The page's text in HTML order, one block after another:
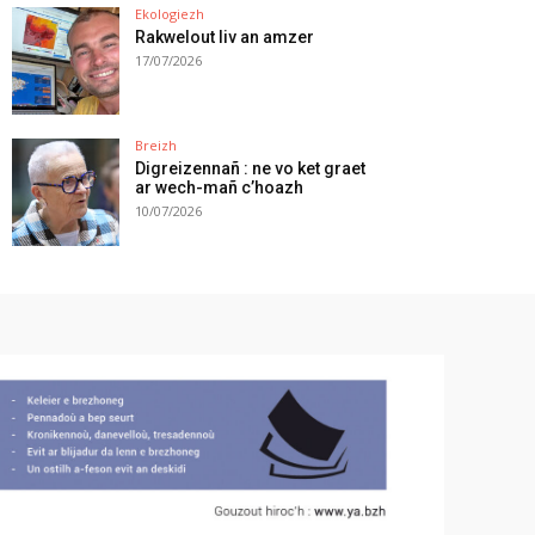
Ekologiezh
Rakwelout liv an amzer
17/07/2026
Breizh
Digreizennañ : ne vo ket graet
ar wech-mañ c’hoazh
10/07/2026